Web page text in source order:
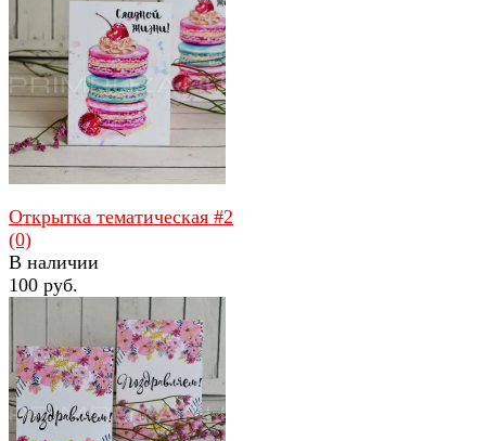
избранное сравнить
Открытка тематическая #2
(0)
В наличии
100 руб.